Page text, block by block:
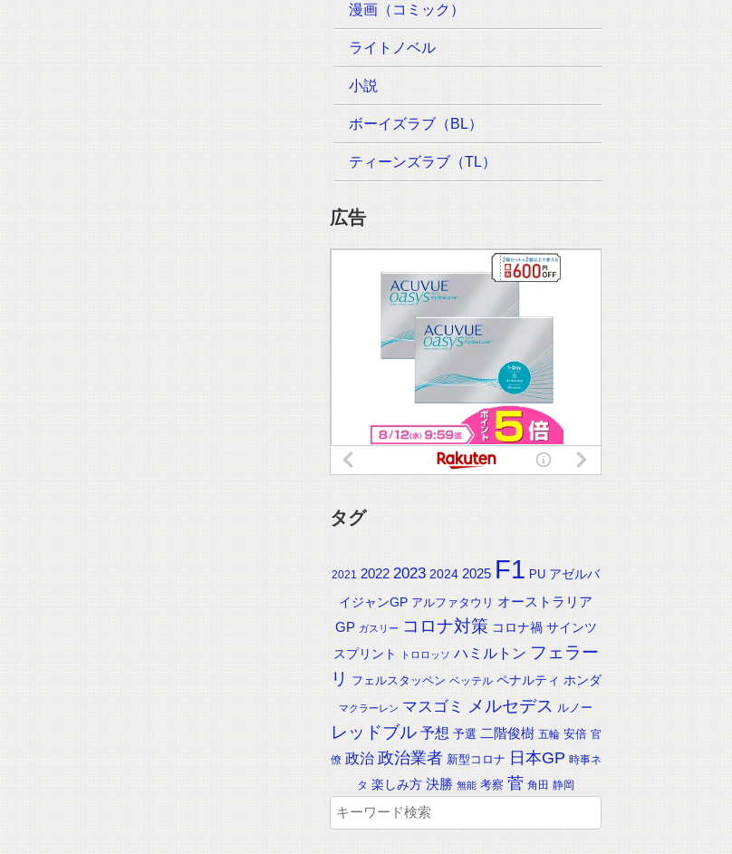
漫画（コミック）
ライトノベル
小説
ボーイズラブ（BL）
ティーンズラブ（TL）
広告
タグ
2021 2022 2023 2024 2025 F1 PU アゼルバ
イジャンGP アルファタウリ オーストラリア
GP ガスリー コロナ対策 コロナ禍 サインツ
スプリント
トロロッソ ハミルトン フェラー
リ
フェルスタッペン ベッテル ペナルティ ホンダ
マクラーレン マスゴミ メルセデス ルノー
レッドブル 予想 予選 二階俊樹 五輪 安倍 官
僚 政治 政治業者 新型コロナ 日本GP 時事ネ
タ 楽しみ方 決勝 無能 考察 菅 角田 静岡